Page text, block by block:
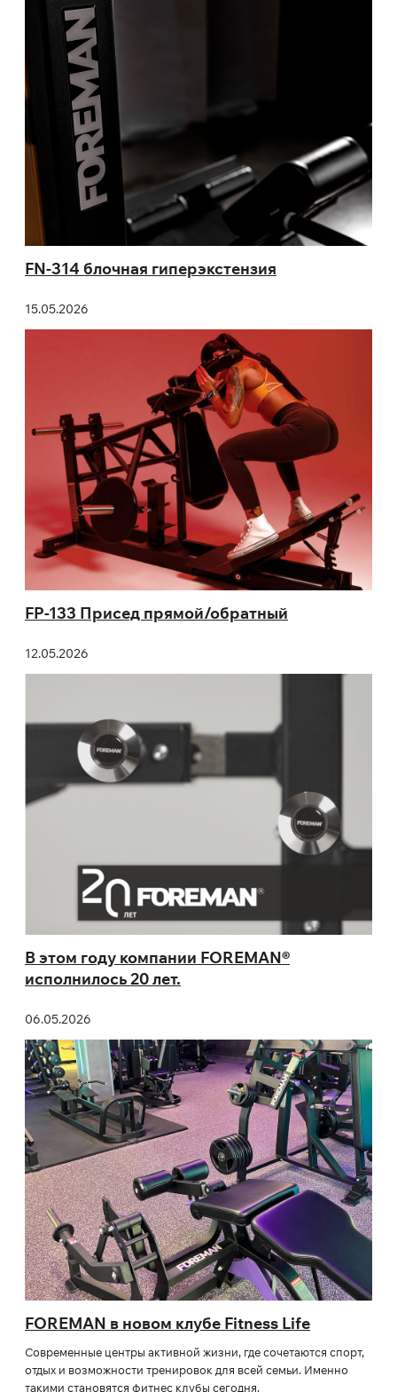
FN-314 блочная гиперэкстензия
15.05.2026
FP-133 Присед прямой/обратный
12.05.2026
В этом году компании FOREMAN®
исполнилось 20 лет.
06.05.2026
FOREMAN в новом клубе Fitness Life
Современные центры активной жизни, где сочетаются спорт,
отдых и возможности тренировок для всей семьи. Именно
такими становятся фитнес клубы сегодня.